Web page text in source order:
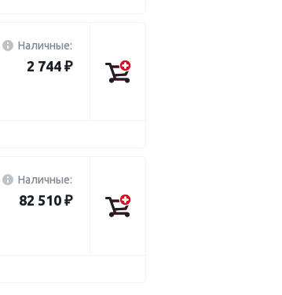
Наличные:
2 744 ₽
Наличные:
82 510 ₽